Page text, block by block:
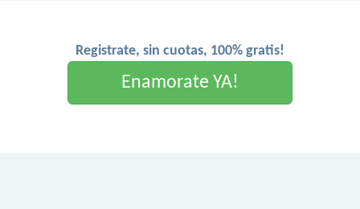
Registrate, sin cuotas, 100% gratis!
Enamorate YA!